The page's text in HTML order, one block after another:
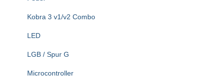
Kobra 3 v1/v2 Combo
LED
LGB / Spur G
Microcontroller